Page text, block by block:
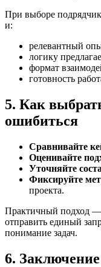
При выборе
и:
релевантный
логику
формат
готовность
5. Как
ошибиться
Сравнивайте
Оценивайте
Уточняйте
Фиксируйте
проекта.
Практичный подход —
отправить единый
понимание задач.
6. Заключение